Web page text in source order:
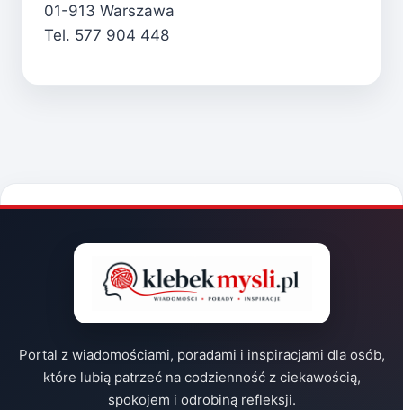
01-913 Warszawa
Tel. 577 904 448
Portal z wiadomościami, poradami i inspiracjami dla osób,
które lubią patrzeć na codzienność z ciekawością,
spokojem i odrobiną refleksji.